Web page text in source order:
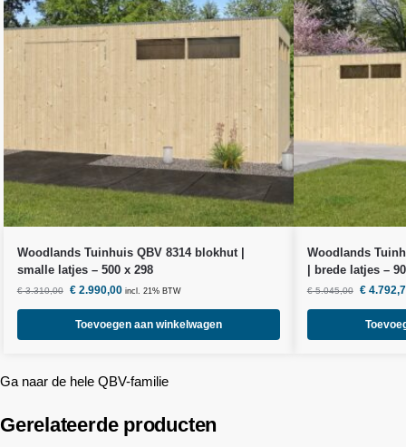
WoodlandsTuinhuis QBV 8314 blokhut |
smalle latjes – 500 x 298
€3.310,00 €2.990,00 incl. 21% BTW
Toevoegen aan winkelwagen
Woodlands
| brede latjes –
€5.045,00 €
Ga naar de hele QBV-familie
Gerelateerde producten